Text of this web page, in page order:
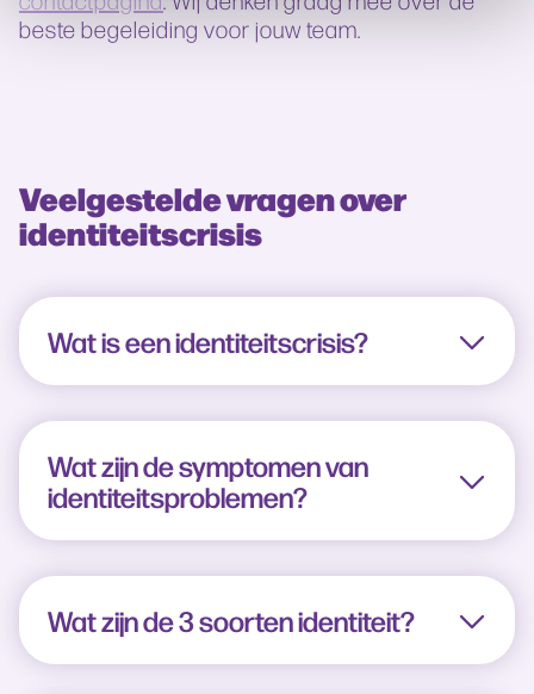
beste begeleiding voor jouw team.
Veelgestelde vragen over
identiteitscrisis
Wat is een identiteitscrisis?
Wat zijn de symptomen van
identiteitsproblemen?
Wat zijn de 3 soorten identiteit?